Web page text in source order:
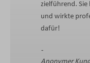
zielführend. Sie
und wirkte
dafür!